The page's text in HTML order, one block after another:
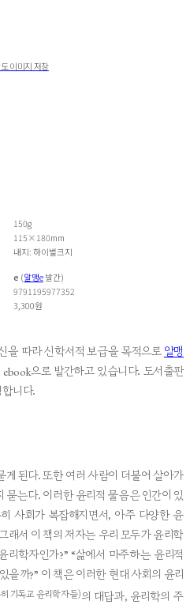
이미지 저장
150g
115×180mm
내지: 하이벌크지
e (알맹e 발간)
9791195977352
3,300원
을 따라 신학서적 보급을 목적으로 알맹
으로 발간하고 있습니다. 도서출판
니다.
된다. 또한 여러 사람이 더불어 살아가
묻는다. 이러한 윤리적 물음은 인간이 있
사회가 복잡해지면서, 아주 다양한 윤
래서 이 책의 저자는 우리 모두가 윤리학
리학자인가?” “삶에서 마주하는 윤리적
을까?” 이 책은 이러한 현대 사회의 윤리
기독교 윤리학자들)의 대답과, 윤리학의 주